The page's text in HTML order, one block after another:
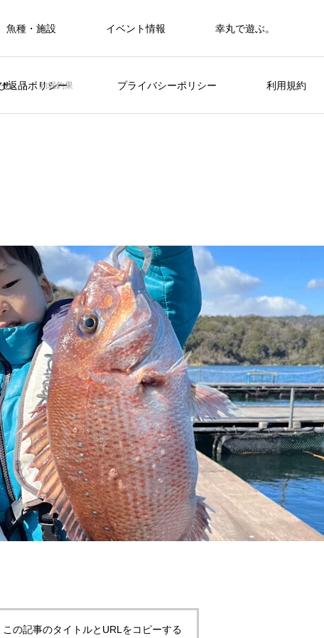
魚種・施設 イベント情報 幸丸で遊ぶ。
返品ポリシー プライバシーポリシー 利用規約
ぁ釣りまく
筏・カセ
山に囲まれた浦ノ内湾 大自然の中釣り
に没頭できます。
よう。 黒鯛を狙おう！
釣堀釣果
この記事のタイトルとURLをコピーする